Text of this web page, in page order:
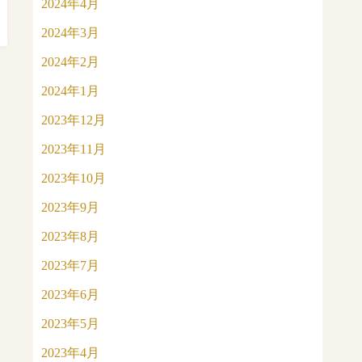
2024年4月
2024年3月
2024年2月
2024年1月
2023年12月
2023年11月
2023年10月
2023年9月
2023年8月
2023年7月
2023年6月
2023年5月
2023年4月